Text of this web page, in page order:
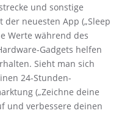
und sonstige
neuesten App („Sleep
Werte während des
Gadgets helfen
Sieht man sich
24-Stunden-
(„Zeichne deine
und verbessere deinen